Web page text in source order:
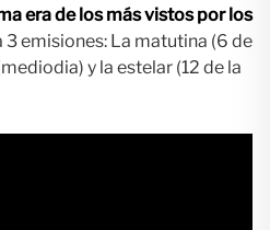
era de los más vistos por los
3 emisiones: La matutina (6 de
y la estelar (12 de la